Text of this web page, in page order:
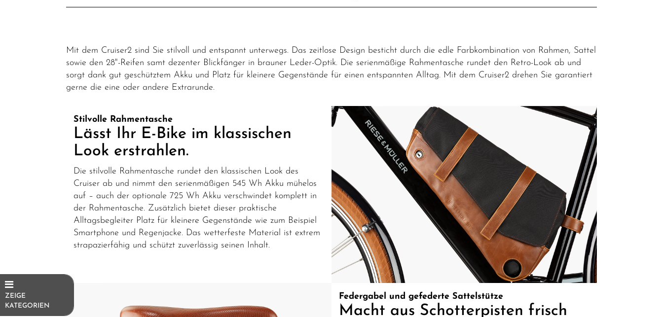
ZEIGE
KATEGORIEN
Mit dem Cruiser2 sind Sie stilvoll und entspannt unterwegs. Das zeitlose Design besticht durch die edle Farbkombination von Rahmen, Sattel
sowie den 28"-Reifen samt dezenter Blickfänger in brauner Leder-Optik. Die serienmäßige Rahmentasche rundet den Retro-Look ab und
sorgt dank gut geschütztem Akku und Platz für kleinere Gegenstände für einen entspannten Alltag. Mit dem Cruiser2 drehen Sie garantiert
gerne die eine oder andere Extrarunde.
Stilvolle Rahmentasche
Lässt Ihr E-Bike im klassischen
Look erstrahlen.
Die stilvolle Rahmentasche rundet den klassischen Look des
Cruiser ab und nimmt den serienmäßigen 545 Wh Akku mühelos
auf – auch der optionale 725 Wh Akku verschwindet komplett in
der Rahmentasche. Zusätzlich bietet dieser praktische
Alltagsbegleiter Platz für kleinere Gegenstände wie zum Beispiel
Smartphone und Regenjacke. Das wetterfeste Material ist extrem
strapazierfähig und schützt zuverlässig seinen Inhalt.
Federgabel und gefederte Sattelstütze
Macht aus Schotterpisten frisch